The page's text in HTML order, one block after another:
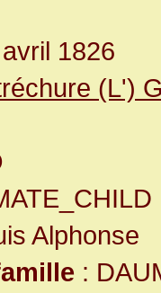
1826
(L')
Alphonse
: